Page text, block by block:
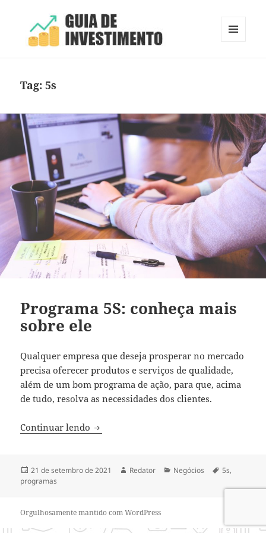
Tag:5s
Programa 5S: conheça mais
sobre ele
Qualquer empresa que deseja prosperar no mercado
precisa oferecer produtos e serviços de qualidade,
além de um bom programa de ação, para que, acima
de tudo, resolva as necessidades dos clientes.
Continuar lendo Programa 5S: conheça mais sobre ele
Publicado
em
21 de setembro de 2021 Autor
Redator Categorias
Negócios Tags
5s,
programas
Orgulhosamente mantido com WordPress